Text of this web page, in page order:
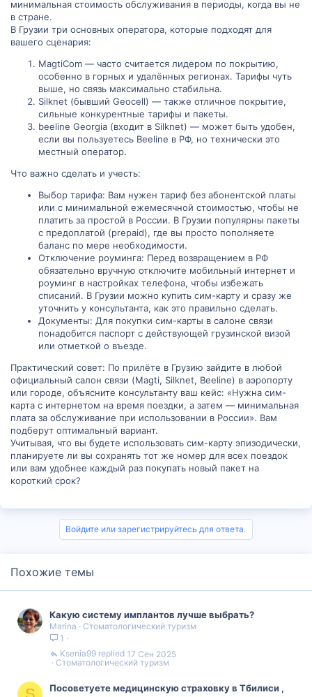
минимальная стоимость обслуживания в периоды, когда вы не
в стране.
В Грузии три основных оператора, которые подходят для
вашего сценария:
MagtiCom — часто считается лидером по покрытию,
особенно в горных и удалённых регионах. Тарифы чуть
выше, но связь максимально стабильна.
Silknet (бывший Geocell) — также отличное покрытие,
сильные конкурентные тарифы и пакеты.
beeline Georgia (входит в Silknet) — может быть удобен,
если вы пользуетесь Beeline в РФ, но технически это
местный оператор.
Что важно сделать и учесть:
Выбор тарифа: Вам нужен тариф без абонентской платы
или с минимальной ежемесячной стоимостью, чтобы не
платить за простой в России. В Грузии популярны пакеты
с предоплатой (prepaid), где вы просто пополняете
баланс по мере необходимости.
Отключение роуминга: Перед возвращением в РФ
обязательно вручную отключите мобильный интернет и
роуминг в настройках телефона, чтобы избежать
списаний. В Грузии можно купить сим-карту и сразу же
уточнить у консультанта, как это правильно сделать.
Документы: Для покупки сим-карты в салоне связи
понадобится паспорт с действующей грузинской визой
или отметкой о въезде.
Практический совет: По прилёте в Грузию зайдите в любой
официальный салон связи (Magti, Silknet, Beeline) в аэропорту
или городе, объясните консультанту ваш кейс: «Нужна сим-
карта с интернетом на время поездки, а затем — минимальная
плата за обслуживание при использовании в России». Вам
подберут оптимальный вариант.
Учитывая, что вы будете использовать сим-карту эпизодически,
планируете ли вы сохранять тот же номер для всех поездок
или вам удобнее каждый раз покупать новый пакет на
короткий срок?
Войдите или зарегистрируйтесь для ответа.
Похожие темы
Какую систему имплантов лучше выбрать?
Marina
Стоматологический туризм
1
Стоматологический туризм
17 Сен 2025
Ksenia99
S
Посоветуете медицинскую страховку в Тбилиси ,